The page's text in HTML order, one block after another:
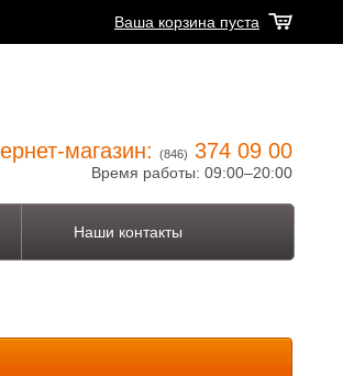
Ваша корзина пуста
магазин: (846) 374 09 00
Время работы: 09:00–20:00
Наши контакты